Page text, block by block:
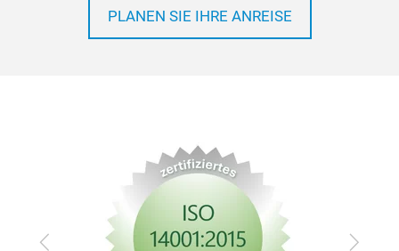
PLANEN SIE IHRE ANREISE
Zurück Vor